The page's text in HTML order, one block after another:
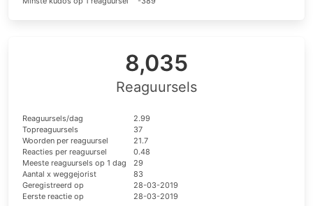
8,035
Reaguursels
Reaguursels/dag
2.99
Topreaguursels
37
Woorden per reaguursel
21.7
Reacties per reaguursel
0.48
Meeste reaguursels op 1 dag
29
Aantal x weggejorist
83
Geregistreerd op
28-03-2019
Eerste reactie op
28-03-2019